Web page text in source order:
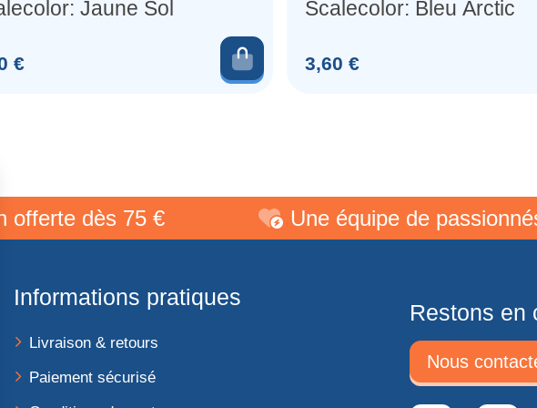
panier
Jaune Sol
€ Ajouter au panier
Scalecolor: Bleu Arctic
Prix
3,60 €
dès 75 € Une équipe de passionnés
Informations pratiques
Livraison & retours
Paiement sécurisé
Restons en
Nous